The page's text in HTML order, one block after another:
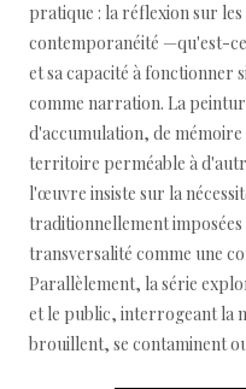
pratique : la réflexion sur
contemporanéité —qu'est-
et sa capacité à fonctionner
comme narration. La
d'accumulation, de mémoire
territoire perméable à
l'œuvre insiste sur la
traditionnellement
transversalité comme une
Parallèlement, la série
et le public, interrogeant la
brouillent, se contaminent